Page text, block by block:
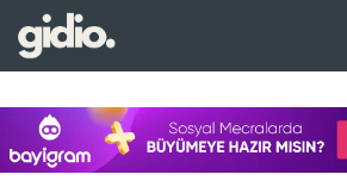
İçeriğe
atla